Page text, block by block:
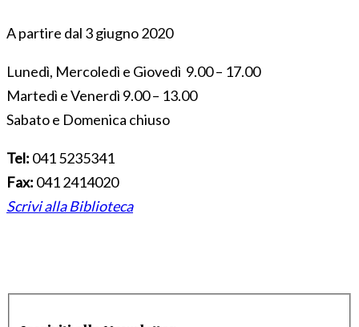
A partire dal 3 giugno 2020
Lunedì, Mercoledì e Giovedì 9.00 – 17.00
Martedì e Venerdì 9.00 – 13.00
Sabato e Domenica chiuso
Tel: 041 5235341
Fax: 041 2414020
Scrivi alla Biblioteca